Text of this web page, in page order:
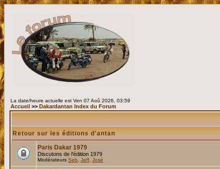
La date/heure actuelle est Ven 07 Aoû 2026, 03:59
Accueil >> Dakardantan Index du Forum
Retour sur les éditions d'antan
Paris Dakar 1979
Discutons de l'édition 1979
Modérateurs Seb Jeff José